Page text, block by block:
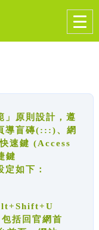
」原則設計，遵
導盲磚(:::)、網
速鍵 (Access
鍵
如下：
括回官網首